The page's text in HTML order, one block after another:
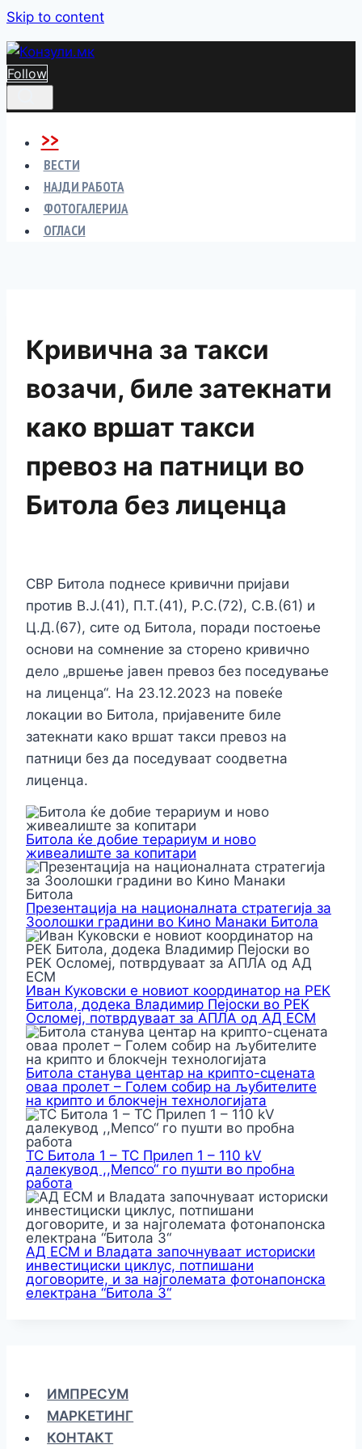
Skip to content
Follow
>>
ВЕСТИ
НАЈДИ РАБОТА
ФОТОГАЛЕРИЈА
ОГЛАСИ
Кривична за такси
возачи, биле затекнати
како вршат такси
превоз на патници во
Битола без лиценца
СВР Битола поднесе кривични пријави
против В.Ј.(41), П.Т.(41), Р.С.(72), С.В.(61) и
Ц.Д.(67), сите од Битола, поради постоење
основи на сомнение за сторено кривично
дело „вршење јавен превоз без поседување
на лиценца“. На 23.12.2023 на повеќе
локации во Битола, пријавените биле
затекнати како вршат такси превоз на
патници без да поседуваат соодветна
лиценца.
Битола ќе добие терариум и ново
живеалиште за копитари
Презентација на националната стратегија за
Зоолошки градини во Кино Манаки Битола
Иван Куковски е новиот координатор на РЕК
Битола, додека Владимир Пејоски во РЕК
Осломеј, потврдуваат за АПЛА од АД ЕСМ
Битола станува центар на крипто-сцената
оваа пролет – Голем собир на љубителите
на крипто и блокчејн технологијата
ТС Битола 1 – ТС Прилеп 1 – 110 kV
далекувод ,,Мепсо“ го пушти во пробна
работа
АД ЕСМ и Владата започнуваат историски
инвестициски циклус, потпишани
договорите, и за најголемата фотонапонска
електрана “Битола 3“
ИМПРЕСУМ
МАРКЕТИНГ
КОНТАКТ